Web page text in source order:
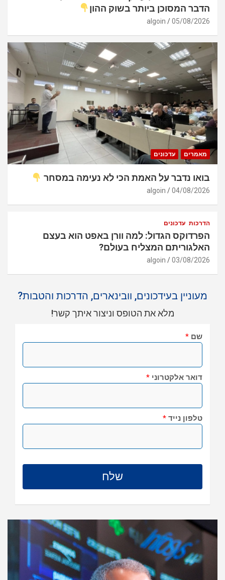
הדבר המסוכן ביותר בשוק ההון
05/08/2026
algoin
מאמרים עדכונים
בואו נדבר על האמת הכי לא נעימה במסחר
04/08/2026
algoin
הדרכות עדכונים
הפרדוקס הגדול: למה וורן באפט הוא בעצם
האלגוריתם המצליח בעולם?
03/08/2026
algoin
מעוניין בעידכונים, וובינארים, הדרכות והטבות?
מלא את הטופס וניצור איתך קשר!
שם *
דואר אלקטרוני *
טלפון נייד *